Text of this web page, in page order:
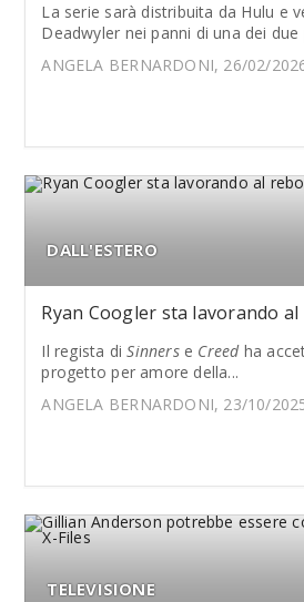
La serie sarà distribuita da Hulu e
Deadwyler nei panni di una dei
ANGELA BERNARDONI, 26/02/
DALL'ESTERO
Ryan Coogler sta lavorando
Il regista diSinners e Creed ha
progetto per amore della...
ANGELA BERNARDONI, 23/10/
TELEVISIONE